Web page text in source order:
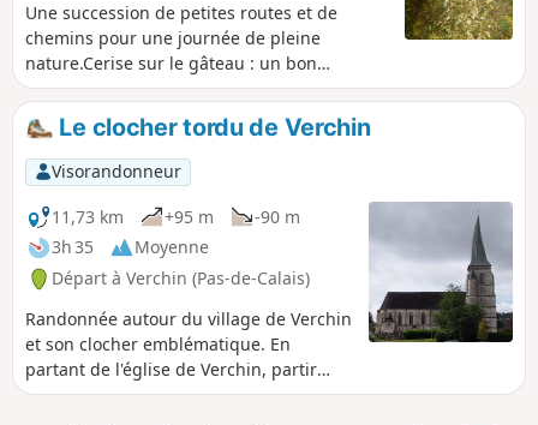
Une succession de petites routes et de
chemins pour une journée de pleine
nature.Cerise sur le gâteau : un bon
dénivelé avec une superbe grimpette dans
le Bois de Fressin. Pour les randonneurs très
aguerris, je conseille fortement la variante
décrite dans les infos pratiques.
Le clocher tordu de Verchin
Visorandonneur
11,73 km
+95 m
-90 m
3h 35
Moyenne
Départ à Verchin (Pas-de-Calais)
Randonnée autour du village de Verchin
et son clocher emblématique. En
partant de l'église de Verchin, partir
vers l'Est et faire le tour du territoire de